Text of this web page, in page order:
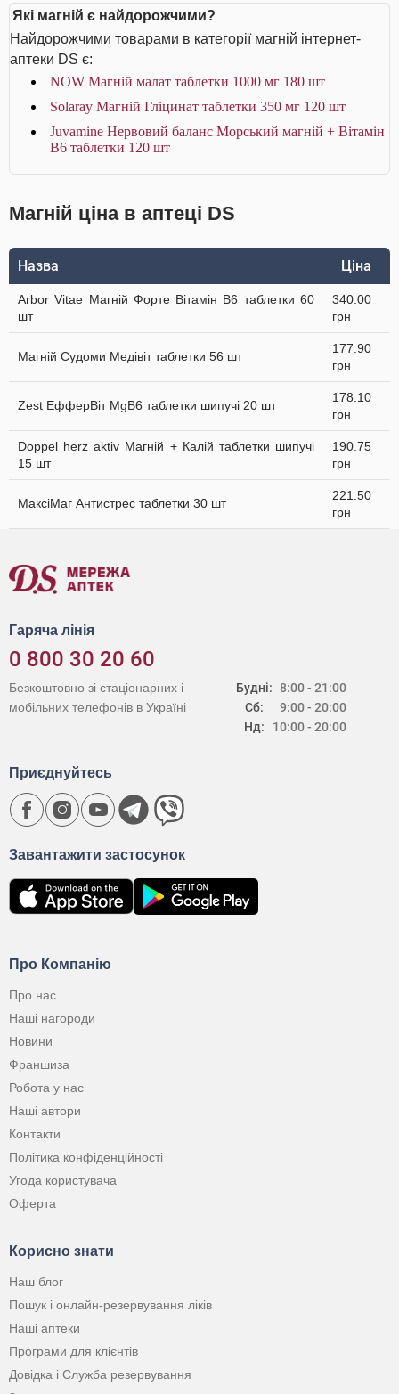
Які магній є найдорожчими?
Найдорожчими товарами в категорії магній інтернет-
аптеки DS є:
NOW Магній малат таблетки 1000 мг 180 шт
Solaray Магній Гліцинат таблетки 350 мг 120 шт
Juvamine Нервовий баланс Морський магній + Вітамін
B6 таблетки 120 шт
Магній ціна в аптеці DS
Назва Ціна
Arbor Vitae Магній Форте Вітамін В6 таблетки 60
шт
340.00
грн
Магній Судоми Медівіт таблетки 56 шт
177.90
грн
Zest ЕфферВіт MgB6 таблетки шипучі 20 шт
178.10
грн
Doppel herz aktiv Магній + Калій таблетки шипучі
15 шт
190.75
грн
МаксіМаг Антистрес таблетки 30 шт
221.50
грн
Гаряча лінія
0 800 30 20 60
Будні:
Сб:
Нд:
8:00 - 21:00
9:00 - 20:00
10:00 - 20:00
Безкоштовно зі стаціонарних і
мобільних телефонів в Україні
Про Компанію
Про нас
Наші нагороди
Новини
Франшиза
Робота у нас
Наші автори
Контакти
Політика конфіденційності
Угода користувача
Оферта
Корисно знати
Наш блог
Пошук і онлайн-резервування ліків
Наші аптеки
Програми для клієнтів
Довідка і Служба резервування
Завантажити застосунок
Приєднуйтесь